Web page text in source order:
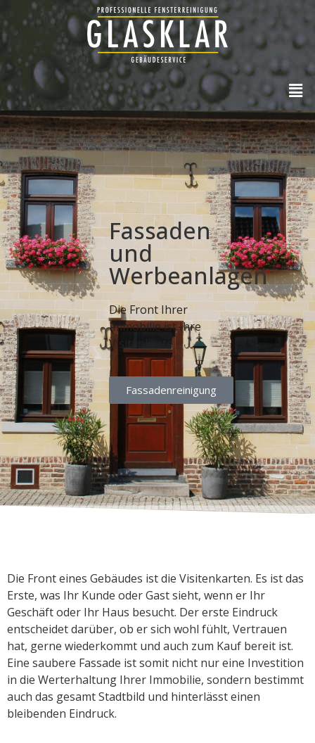
Fassaden
und
Werbeanlagen
Die Front Ihrer
Immobilie ist Ihre
Visitenkarte
Fassadenreinigung
Die Front eines Gebäudes ist die Visitenkarten. Es ist das
Erste, was Ihr Kunde oder Gast sieht, wenn er Ihr
Geschäft oder Ihr Haus besucht. Der erste Eindruck
entscheidet darüber, ob er sich wohl fühlt, Vertrauen
hat, gerne wiederkommt und auch zum Kauf bereit ist.
Eine saubere Fassade ist somit nicht nur eine Investition
in die Werterhaltung Ihrer Immobilie, sondern bestimmt
auch das gesamt Stadtbild und hinterlässt einen
bleibenden Eindruck.